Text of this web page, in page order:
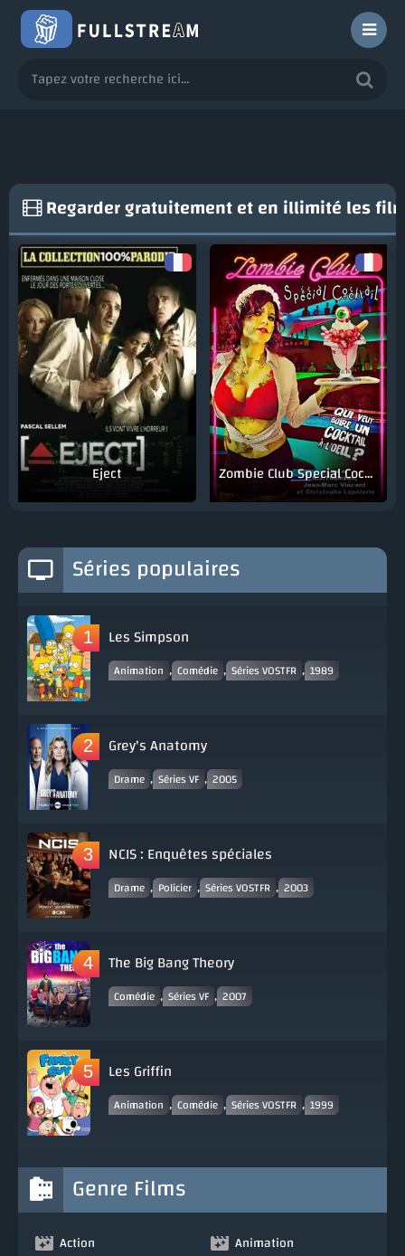
Regarder gratuitement et en illimité les
Eject Zombie Club Special Cocktail
Séries populaires
Les Simpson
Animation , Comédie , Séries VOSTFR , 1989
Grey's Anatomy
Drame , Séries VF , 2005
NCIS : Enquêtes spéciales
Drame , Policier , Séries VOSTFR , 2003
The Big Bang Theory
Comédie , Séries VF , 2007
Les Griffin
Animation , Comédie , Séries VOSTFR , 1999
Genre Films
Action
Animation